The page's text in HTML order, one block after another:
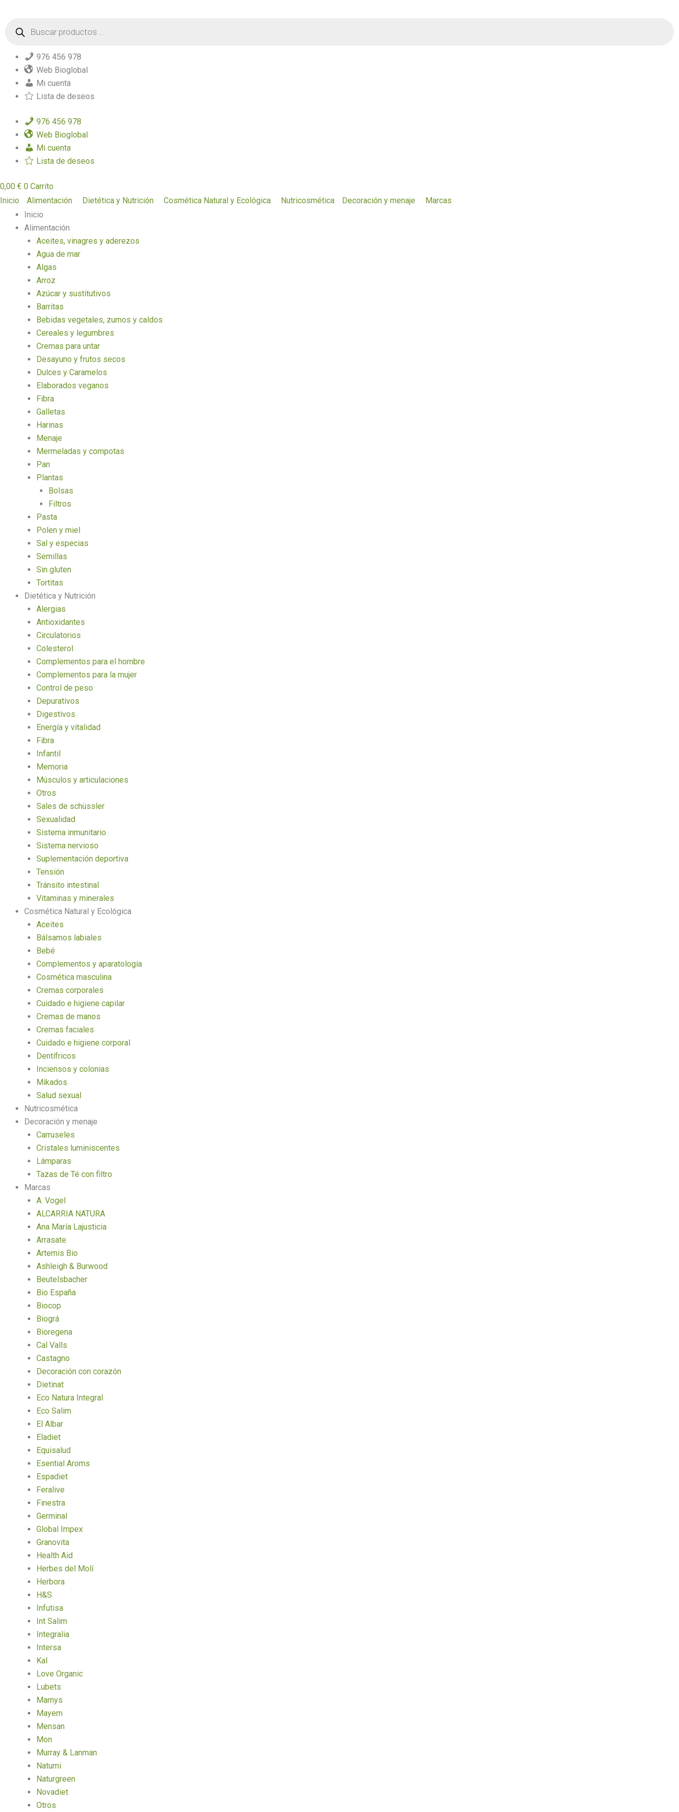
contenido
productos
976 456 978
Web Bioglobal
Mi cuenta
Lista de deseos
976 456 978
Web Bioglobal
Mi cuenta
Lista de deseos
0,00 € 0 Carrito
Inicio
Alimentación Dietética y Nutrición Cosmética Natural y Ecológica Nutricosmética Decoración y menaje
Marcas
Inicio
Alimentación
Aceites, vinagres y aderezos
Agua de mar
Algas
Arroz
Azúcar y sustitutivos
Barritas
Bebidas vegetales, zumos y caldos
Cereales y legumbres
Cremas para untar
Desayuno y frutos secos
Dulces y Caramelos
Elaborados veganos
Fibra
Galletas
Harinas
Menaje
Mermeladas y compotas
Pan
Plantas
Bolsas
Filtros
Pasta
Polen y miel
Sal y especias
Semillas
Sin gluten
Tortitas
Dietética y Nutrición
Alergias
Antioxidantes
Circulatorios
Colesterol
Complementos para el hombre
Complementos para la mujer
Control de peso
Depurativos
Digestivos
Energía y vitalidad
Fibra
Infantil
Memoria
Músculos y articulaciones
Otros
Sales de schüssler
Sexualidad
Sistema inmunitario
Sistema nervioso
Suplementación deportiva
Tensión
Tránsito intestinal
Vitaminas y minerales
Cosmética Natural y Ecológica
Aceites
Bálsamos labiales
Bebé
Complementos y aparatología
Cosmética masculina
Cremas corporales
Cuidado e higiene capilar
Cremas de manos
Cremas faciales
Cuidado e higiene corporal
Dentífricos
Inciensos y colonias
Mikados
Salud sexual
Nutricosmética
Decoración y menaje
Carruseles
Cristales luminiscentes
Lámparas
Tazas de Té con filtro
Marcas
A. Vogel
ALCARRIA NATURA
Ana María Lajusticia
Arrasate
Artemis Bio
Ashleigh & Burwood
Beutelsbacher
Bio España
Biocop
Biográ
Bioregena
Cal Valls
Castagno
Decoración con corazón
Dietinat
Eco Natura Integral
Eco Salim
El Albar
Eladiet
Equisalud
Esential Aroms
Espadiet
Feralive
Finestra
Germinal
Global Impex
Granovita
Health Aid
Herbes del Molí
Herbora
H&S
Infutisa
Int Salim
Integralia
Intersa
Kal
Love Organic
Lubets
Marnys
Mayem
Mensan
Mon
Murray & Lanman
Natumi
Naturgreen
Novadiet
Otros